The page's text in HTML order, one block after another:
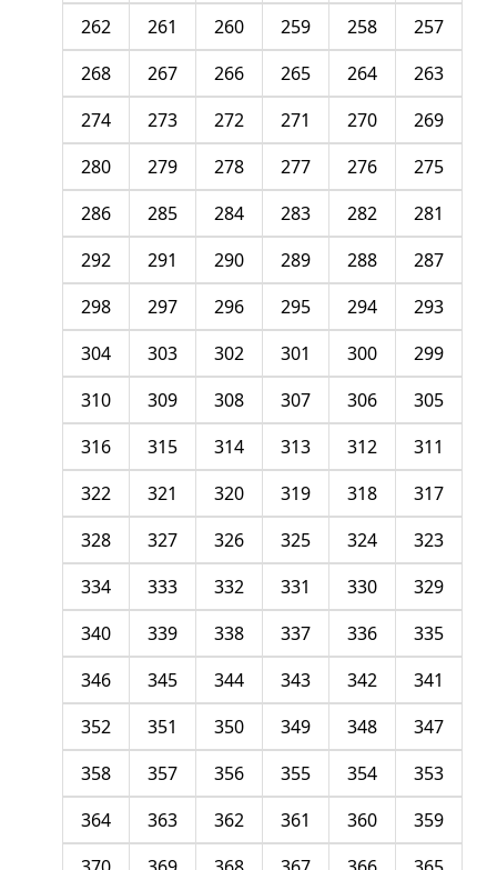
257
258
259
260
261
262
263
264
265
266
267
268
269
270
271
272
273
274
275
276
277
278
279
280
281
282
283
284
285
286
287
288
289
290
291
292
293
294
295
296
297
298
299
300
301
302
303
304
305
306
307
308
309
310
311
312
313
314
315
316
317
318
319
320
321
322
323
324
325
326
327
328
329
330
331
332
333
334
335
336
337
338
339
340
341
342
343
344
345
346
347
348
349
350
351
352
353
354
355
356
357
358
359
360
361
362
363
364